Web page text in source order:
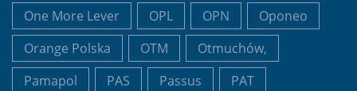
One More Lever
OPL OPN
Oponeo
Orange Polska
OTM
Otmuchów,
Pamapol
PAS Passus
PAT